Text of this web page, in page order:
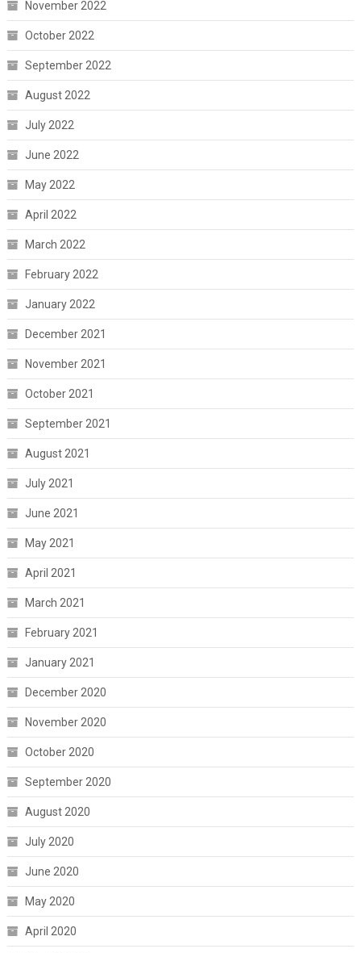
November 2022
October 2022
September 2022
August 2022
July 2022
June 2022
May 2022
April 2022
March 2022
February 2022
January 2022
December 2021
November 2021
October 2021
September 2021
August 2021
July 2021
June 2021
May 2021
April 2021
March 2021
February 2021
January 2021
December 2020
November 2020
October 2020
September 2020
August 2020
July 2020
June 2020
May 2020
April 2020